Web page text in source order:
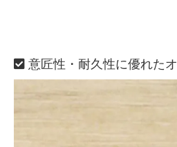
意匠性・耐久性に優れた